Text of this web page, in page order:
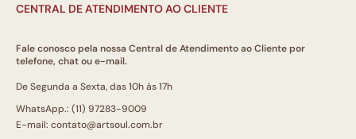
CENTRAL DE ATENDIMENTO AO CLIENTE
Fale conosco pela nossa Central de Atendimento ao Cliente por
telefone, chat ou e-mail.
De Segunda a Sexta, das 10h às 17h
WhatsApp.: (11) 97283-9009
E-mail: contato@artsoul.com.br